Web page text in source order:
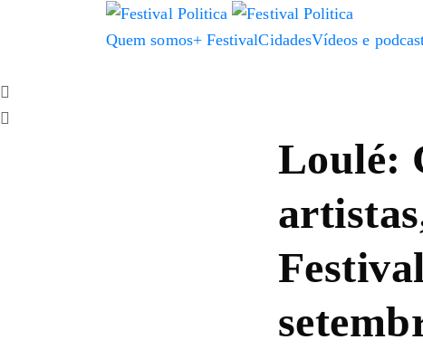
Quem somos+ FestivalCidadesVídeos e
Loulé: